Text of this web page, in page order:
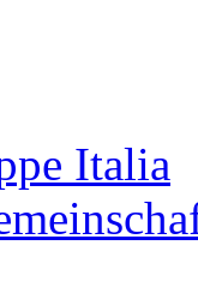
Italia